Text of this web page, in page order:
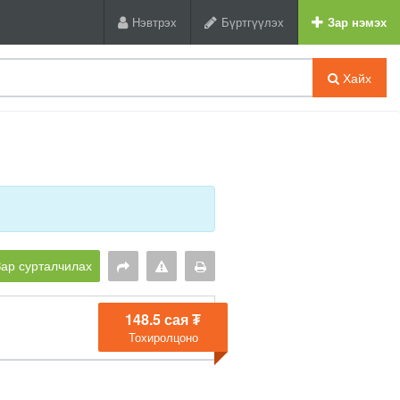
Нэвтрэх Бүртгүүлэх Зар нэмэх
Хайх
сурталчилах
148.5 сая ₮
Тохиролцоно